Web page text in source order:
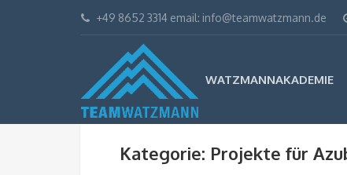
+49 8652 3314 email: info@teamwatzmann.de
WATZMANNAKADEMIE
Kategorie: Projekte für